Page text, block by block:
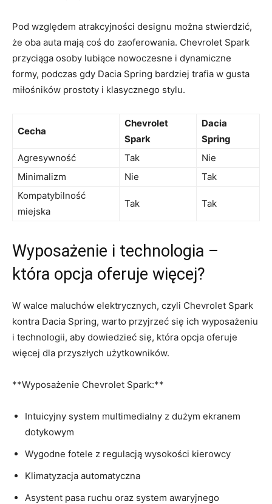
Pod względem atrakcyjności designu można stwierdzić,
że oba auta mają‍ coś‌ do zaoferowania. Chevrolet ⁢Spark
przyciąga‍ osoby lubiące nowoczesne i dynamiczne
formy, podczas gdy​ Dacia Spring bardziej trafia ​w‍ gusta
‌miłośników prostoty i klasycznego stylu.
Cecha
Chevrolet
Spark
Dacia
Spring
Agresywność
Tak
Nie
Minimalizm
Nie
Tak
Kompatybilność⁤
miejska
Tak Tak
Wyposażenie ‌i​ technologia –
która opcja oferuje‍ więcej?
W⁤ walce maluchów⁢ elektrycznych, czyli⁤ Chevrolet⁤ Spark
⁣kontra Dacia Spring, ⁣warto ‌przyjrzeć ⁤się ⁤ich wyposażeniu
i ‍technologii, aby dowiedzieć się, która ⁣opcja oferuje
więcej dla przyszłych‌ użytkowników.
**Wyposażenie Chevrolet Spark:**
Intuicyjny system⁢ multimedialny z ⁢dużym ekranem
dotykowym
Wygodne fotele z regulacją wysokości kierowcy
Klimatyzacja automatyczna
Asystent pasa ‌ruchu ⁢oraz system awaryjnego